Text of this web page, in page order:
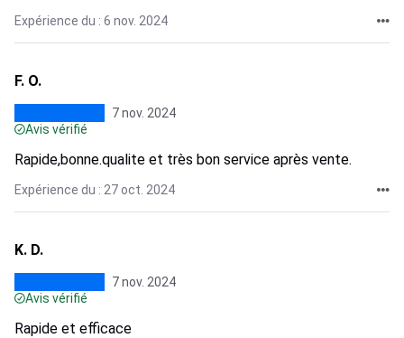
Expérience du : 6 nov. 2024
F. O.
7 nov. 2024
Avis vérifié
Rapide,bonne.qualite et très bon service après vente.
Expérience du : 27 oct. 2024
K. D.
7 nov. 2024
Avis vérifié
Rapide et efficace